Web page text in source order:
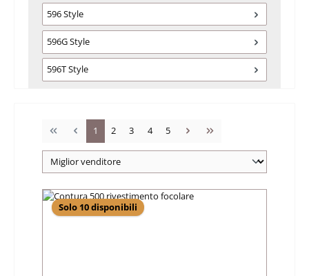
596 Style
596G Style
596T Style
Pagina
1 Pagina
2 Pagina
3 Pagina
4 Pagina
5
Solo 10 disponibili